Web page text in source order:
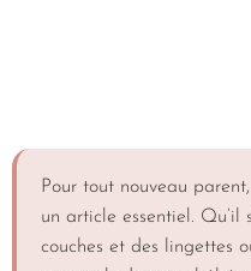
Pour tout nouveau
un article essentiel. Qu’il
couches et des lingettes